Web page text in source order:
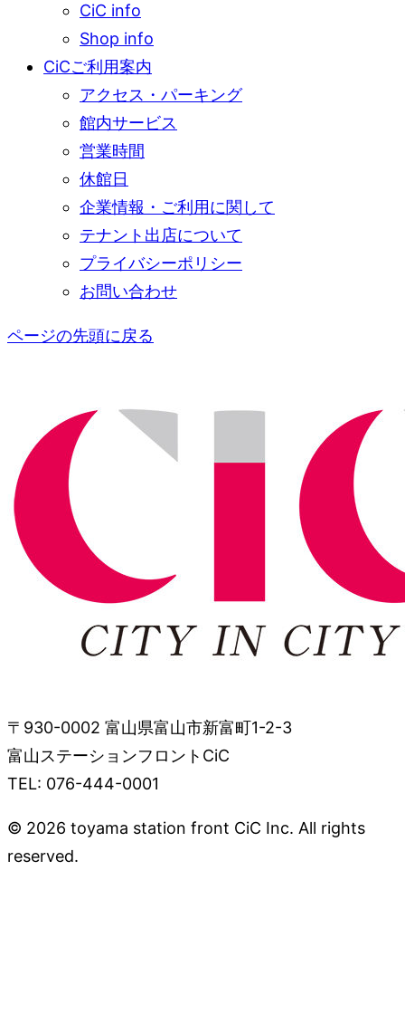
CiC info
Shop info
CiCご利用案内
アクセス・パーキング
館内サービス
営業時間
休館日
企業情報・ご利用に関して
テナント出店について
プライバシーポリシー
お問い合わせ
ページの先頭に戻る
〒930-0002 富山県富山市新富町1-2-3
富山ステーションフロントCiC
TEL: 076-444-0001
© 2026 toyama station front CiC Inc. All rights
reserved.